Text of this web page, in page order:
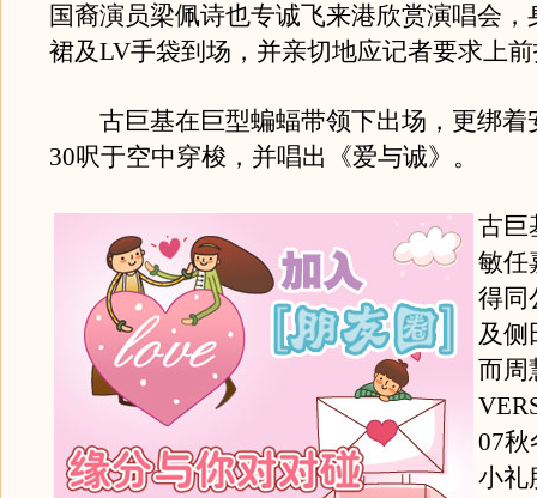
国裔演员梁佩诗也专诚飞来港欣赏演唱会，
裙及LV手袋到场，并亲切地应记者要求上
古巨基在巨型蝙蝠带领下出场，更绑着
30呎于空中穿梭，并唱出《爱与诚》。
古巨
敏任
得同
及侧
而周
07秋
小礼